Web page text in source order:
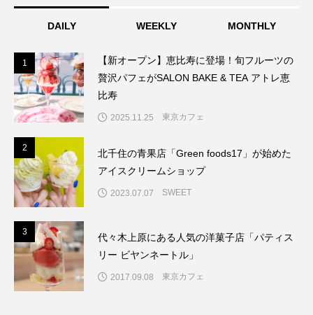
DAILY WEEKLY MONTHLY
1
【新オープン】恵比寿に登場！旬フルーツの
贅沢パフェがSALON BAKE & TEA アトレ恵
比寿
2025.11.25 東京カフェ
2
北千住の青果店「Green foods17」が始めた
アイスクリームショップ
2023.07.07 SWEET
3
代々木上原にある人気の洋菓子店「パティス
リー ビヤンネートル」
2017.09.08 東京カフェ